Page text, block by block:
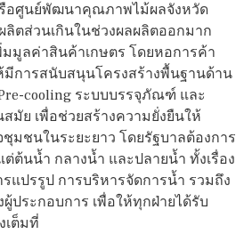
รือศูนย์พัฒนาคุณภาพไม้ผลจังหวัด
ลิตส่วนเกินในช่วงผลผลิตออกมาก
มมูลค่าสินค้าเกษตร โดยหอการค้า
มีการสนับสนุนโครงสร้างพื้นฐานด้าน
cooling ระบบบรรจุภัณฑ์ และ
มัย เพื่อช่วยสร้างความยั่งยืนให้
มชนในระยะยาว โดยรัฐบาลต้องการ
ต้นน้ำ กลางน้ำ และปลายน้ำ ทั้งเรื่อง
แปรรูป การบริหารจัดการน้ำ รวมถึง
ประกอบการ เพื่อให้ทุกฝ่ายได้รับ
เต็มที่